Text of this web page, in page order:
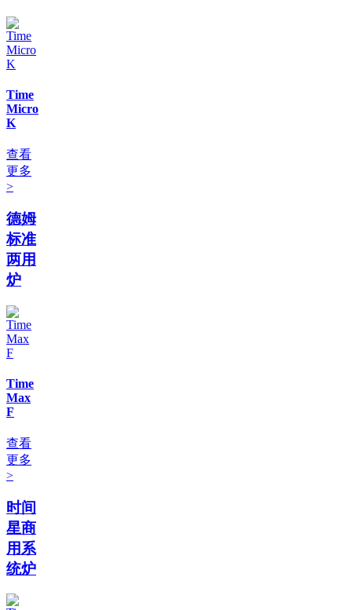
Time
Micro
K
查看
更多
>
德姆
标准
两用
炉
Time
Max
F
查看
更多
>
时间
星商
用系
统炉